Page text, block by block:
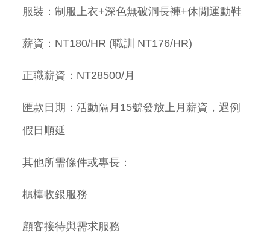
服裝：制服上衣+深色無破洞長褲+休閒運動鞋
薪資：NT180/HR (職訓 NT176/HR)
正職薪資：NT28500/月
匯款日期：活動隔月15號發放上月薪資，遇例
假日順延
其他所需條件或專長：
櫃檯收銀服務
顧客接待與需求服務